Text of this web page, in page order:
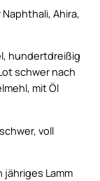
Ahira,
hundertdreißig
schwer nach
mit Öl
voll
jähriges Lamm